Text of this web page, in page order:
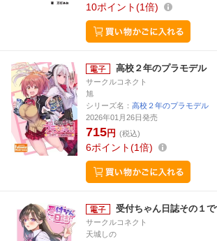
10ポイント 1倍
高校２年のプラモデル
サークルコネクト
旭
シリーズ名： 高校２年のプラモデル
2026年01月26日発売
715円 (税込)
6ポイント 1倍
受付ちゃん日誌その１で
サークルコネクト
天城しの